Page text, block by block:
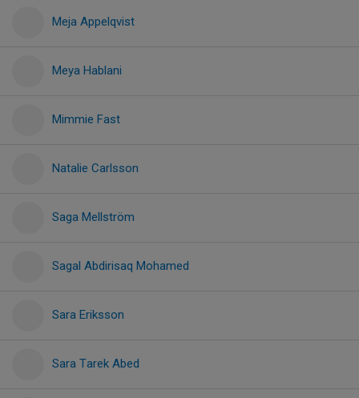
Meja Appelqvist
Meya Hablani
Mimmie Fast
Natalie Carlsson
Saga Mellström
Sagal Abdirisaq Mohamed
Sara Eriksson
Sara Tarek Abed